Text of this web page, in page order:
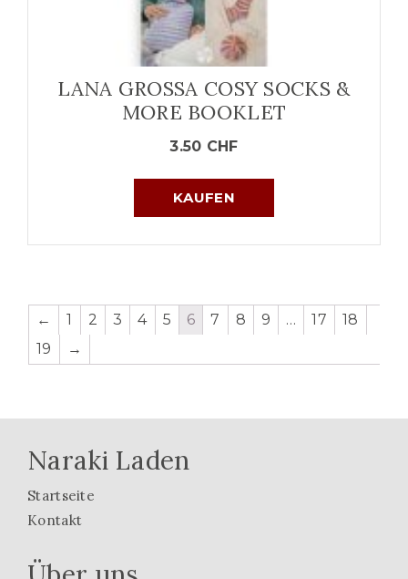
LANA GROSSA COSY SOCKS &
MORE BOOKLET
3.50 CHF
KAUFEN
← 1 2 3 4 5 6 7 8 9 … 17
18
19
→
Naraki Laden
Startseite
Kontakt